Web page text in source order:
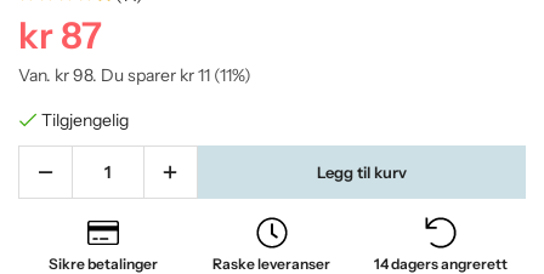
kr 87
Van. kr 98. Du sparer kr 11 (11%)
Tilgjengelig
Legg til kurv
Sikre betalinger
Raske leveranser
14 dagers angrerett